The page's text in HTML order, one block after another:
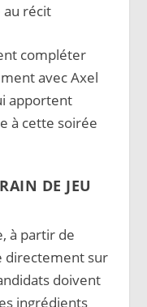
récit
compléter
avec Axel
apportent
à cette soirée
DE JEU
à partir de
directement sur
doivent
ingrédients